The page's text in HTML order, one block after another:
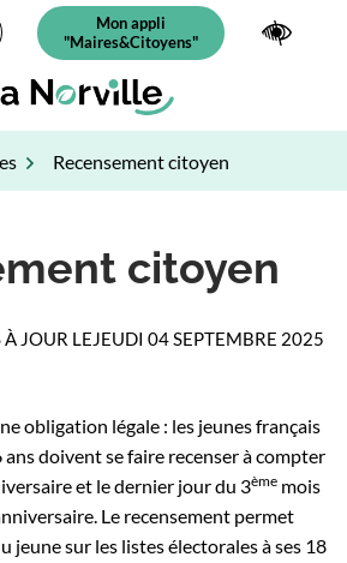
vers le compte Facebook
Mon appli
"Maires&Citoyens"(ouverture dans un nouvel
Recensement citoyen
citoyen
À JOUR LEJEUDI 04 SEPTEMBRE 2025
obligation légale : les jeunes français
ans doivent se faire recenser à compter
et le dernier jour du 3ème mois
Le recensement permet
jeune sur les listes électorales à ses 18